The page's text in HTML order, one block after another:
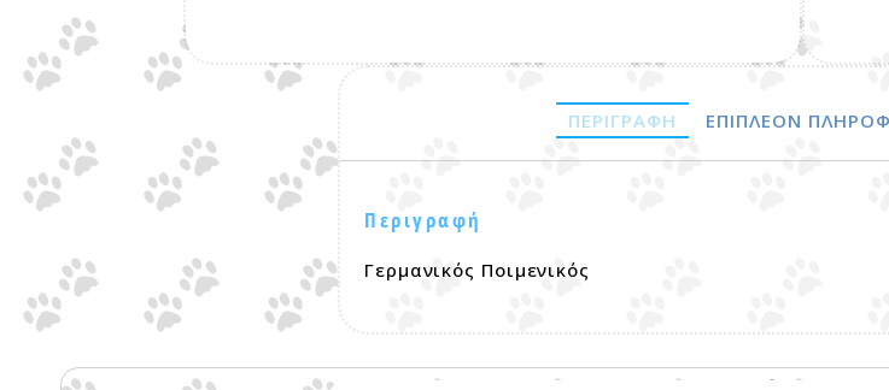
ΠΕΡΙΓΡΑΦΉ ΕΠΙΠΛΈΟΝ
Περιγραφή
Γερμανικός Ποιμενικός